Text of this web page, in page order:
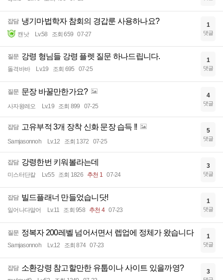
잡담 냉기마법학자 참회의 경갑룬 사용하나요?
캔낫 Lv.58 조회 659 07-27
1
댓글
질문 강령 형님들 강령 플렛 질문 하나드립니다.
돌격바바 Lv.19 조회 695 07-25
1
댓글
질문 문장 바꿀만한가요?
사자왕레오 Lv.19 조회 899 07-25
4
댓글
잡담 고유부적 3개 장착 신화 문장 습득 !!
Samjasonnoh Lv.12 조회 1372 07-25
5
댓글
잡담 강령한번 키워볼라는데
미스터단칼 Lv.55 조회 1826 추천 1 07-24
3
댓글
잡담 빌드플래너 만들었습니닷!
일어나다말어 Lv.11 조회 958 추천 4 07-23
1
댓글
질문 정복자 200레벨 넘어서면서 렙업에 정체가 왔습니다
Samjasonnoh Lv.12 조회 874 07-23
1
댓글
잡담 소환강령 참고할만한 유툽이나 사이트 있을까영? 3